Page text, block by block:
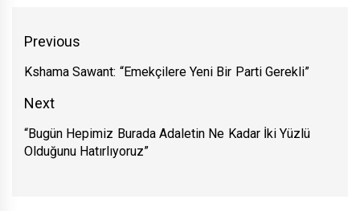
Yazı
Previous
Previous
Kshama Sawant: “Emekçilere Yeni Bir Parti Gerekli”
Next
Next
post:
“Bugün Hepimiz Burada Adaletin Ne Kadar İki Yüzlü
Olduğunu Hatırlıyoruz”